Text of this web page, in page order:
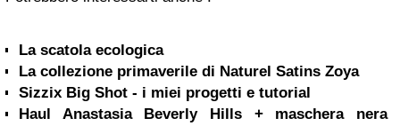
La scatola ecologica
La collezione primaverile di Naturel Satins Zoya
Sizzix Big Shot - i miei progetti e tutorial
Haul Anastasia Beverly Hills + maschera nera